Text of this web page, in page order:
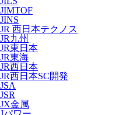
JIMTOF
JINS
JR 西日本テクノス
JR九州
JR東日本
JR東海
JR西日本
JR西日本SC開発
JSA
JSR
JX金属